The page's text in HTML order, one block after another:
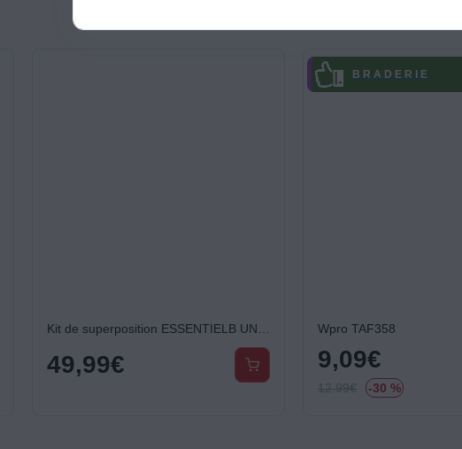
Kit de superposition ESSENTIELB UNIVERSEL + 4 patins
49,99€
B R A D E R I E
Wpro TAF358
9,09€
12.99€ -30 %